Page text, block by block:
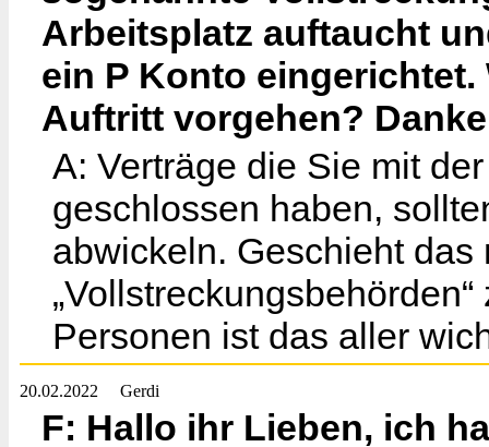
Arbeitsplatz auftaucht
ein P Konto
Auftritt vorgehen?
A: Verträge die Sie mit
geschlossen haben,
abwickeln. Geschieht das
Personen ist das aller
20.02.2022 Gerdi
F: Hallo ihr Lieben, ich